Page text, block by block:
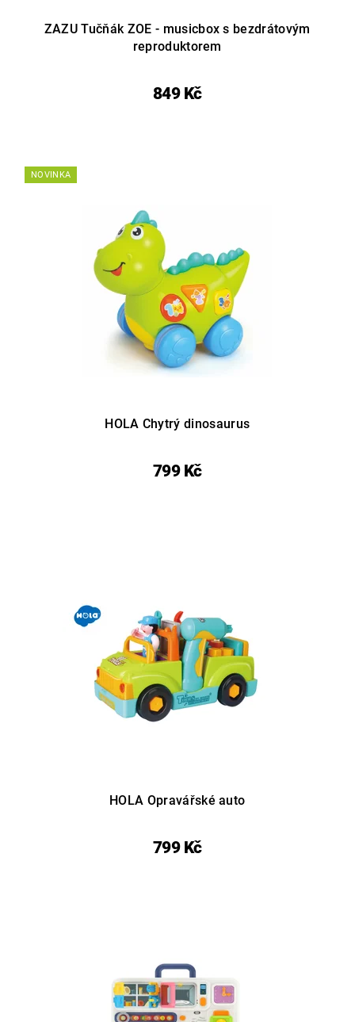
ZAZU Tučňák ZOE - musicbox s bezdrátovým
reproduktorem
849 Kč
NOVINKA
HOLA Chytrý dinosaurus
799 Kč
HOLA Opravářské auto
799 Kč